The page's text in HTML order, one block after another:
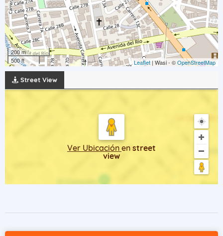
200 m
500 ft
Leaflet | Wasi - ©OpenStreetMap
Street View
Ver Ubicación en street
view